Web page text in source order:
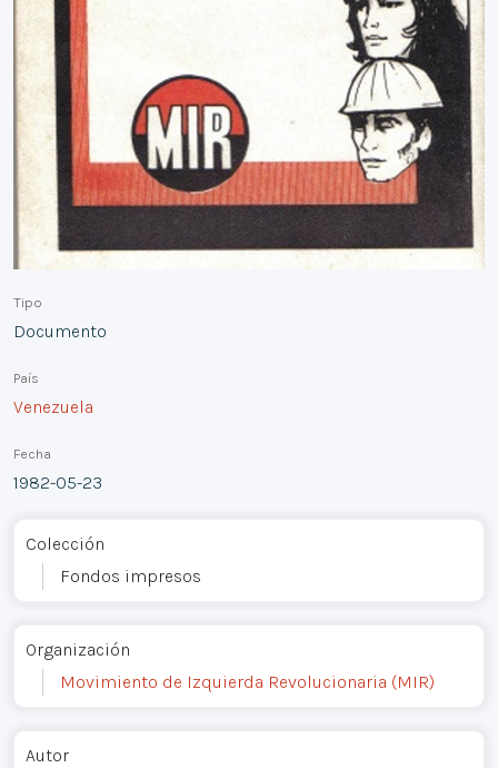
Tipo
Documento
País
Venezuela
Fecha
1982-05-23
Colección
Fondos impresos
Organización
Movimiento de Izquierda Revolucionaria (MIR)
Autor